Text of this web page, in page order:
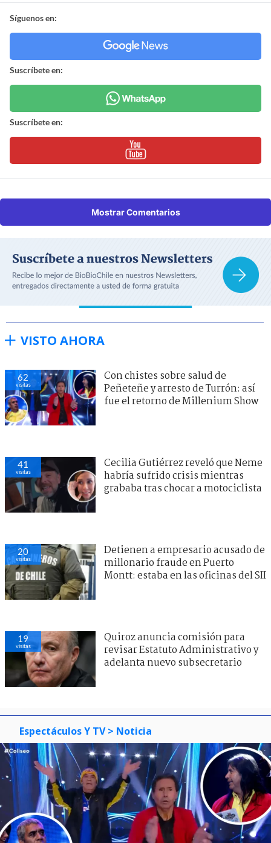
Síguenos en:
Suscríbete en:
Suscríbete en:
Mostrar Comentarios
VISTO AHORA
62
visitas
Con chistes sobre salud de
Peñeteñe y arresto de Turrón: así
fue el retorno de Millenium Show
41
visitas
Cecilia Gutiérrez reveló que Neme
habría sufrido crisis mientras
grababa tras chocar a motociclista
20
visitas
Detienen a empresario acusado de
millonario fraude en Puerto
Montt: estaba en las oficinas del SII
19
visitas
Quiroz anuncia comisión para
revisar Estatuto Administrativo y
adelanta nuevo subsecretario
Espectáculos Y TV > Noticia